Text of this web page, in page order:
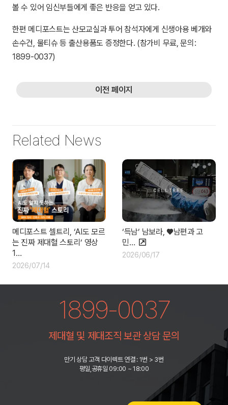
볼 수 있어 임신부들에게 좋은 반응을 얻고 있다.
한편 메디포스트는 산모교실과 투어 참석자에게 신생아용 베개와
손수건, 물티슈 등 출산용품도 증정한다. (참가비 무료, 문의:
1899-0037)
이전 페이지
Related News
메디포스트 셀트리, ‘AI도 모르
는 진짜 제대혈 스토리’ 영상
1…
2026/07/14
‘득남’ 남보라, ♥남편과 고
민…
2026/06/17
1899-0037
제대혈 및 제대조직 보관 상담 문의
만기 상담 고객 다이렉트 연결 : 1번 > 3번
평일,공휴일 09:00 ~ 18:00